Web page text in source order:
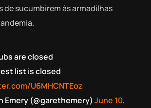
de sucumbirem às armadilhas
are closed
list is closed
U6MHCNTEoz
Emery (@garethemery) June 10,